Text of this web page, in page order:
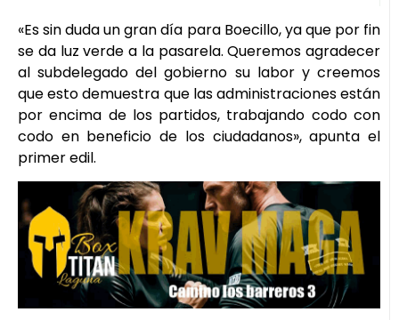
«Es sin duda un gran día para Boecillo, ya que por fin
se da luz verde a la pasarela. Queremos agradecer
al subdelegado del gobierno su labor y creemos
que esto demuestra que las administraciones están
por encima de los partidos, trabajando codo con
codo en beneficio de los ciudadanos», apunta el
primer edil.